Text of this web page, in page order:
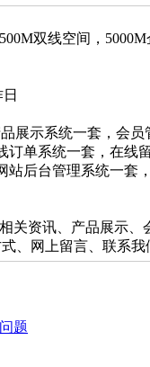
双线空间，
品展示系统一套，会
订单系统一套，在线
站后台管理系统一套
关资讯、产品展示、
、网上留言、联系我
题